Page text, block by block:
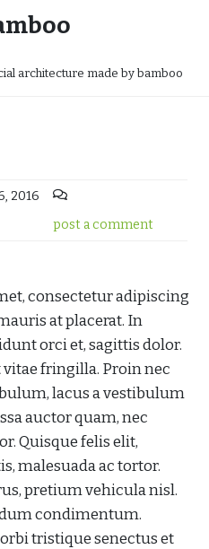
architecture made by bamboo
2016
post a comment
consectetur adipiscing
at placerat. In
orci et, sagittis dolor.
fringilla. Proin nec
lacus a vestibulum
auctor quam, nec
Quisque felis elit,
malesuada ac tortor.
pretium vehicula nisl.
condimentum.
tristique senectus et